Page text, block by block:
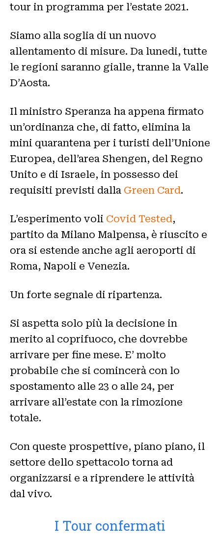
tour in programma per l’estate 2021.
Siamo alla soglia di un nuovo
allentamento di misure. Da lunedi, tutte
le regioni saranno gialle, tranne la Valle
D’Aosta.
Il ministro Speranza ha appena firmato
un’ordinanza che, di fatto, elimina la
mini quarantena per i turisti dell’Unione
Europea, dell’area Shengen, del Regno
Unito e di Israele, in possesso dei
requisiti previsti dalla Green Card.
L’esperimento voli Covid Tested,
partito da Milano Malpensa, è riuscito e
ora si estende anche agli aeroporti di
Roma, Napoli e Venezia.
Un forte segnale di ripartenza.
Si aspetta solo più la decisione in
merito al coprifuoco, che dovrebbe
arrivare per fine mese. E’ molto
probabile che si comincerà con lo
spostamento alle 23 o alle 24, per
arrivare all’estate con la rimozione
totale.
Con queste prospettive, piano piano, il
settore dello spettacolo torna ad
organizzarsi e a riprendere le attività
dal vivo.
I Tour confermati